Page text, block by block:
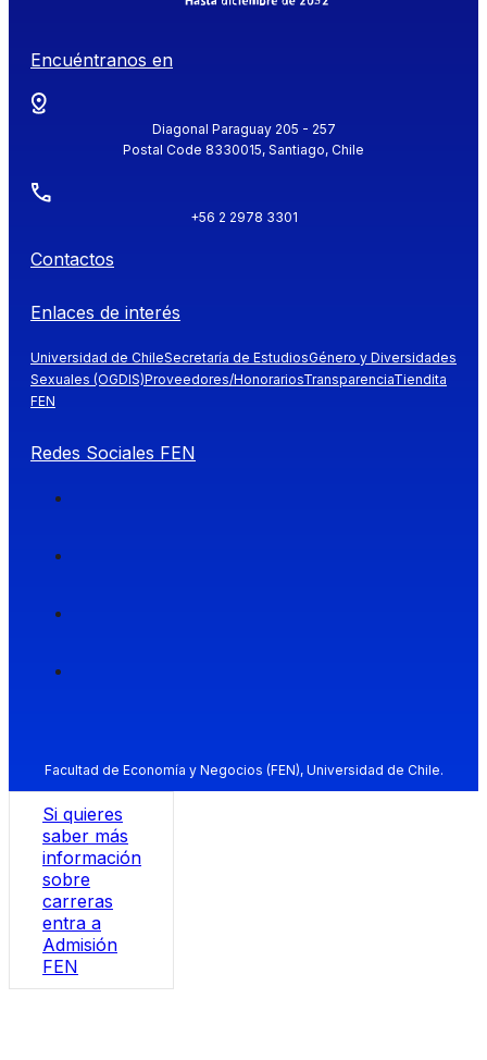
Encuéntranos en
Diagonal Paraguay 205 - 257
Postal Code 8330015, Santiago, Chile
+56 2 2978 3301
Contactos
Enlaces de interés
Universidad de ChileSecretaría de EstudiosGénero y Diversidades
Sexuales (OGDIS)Proveedores/HonorariosTransparenciaTiendita
FEN
Redes Sociales FEN
Facultad de Economía y Negocios (FEN), Universidad de Chile.
Si quieres
saber más
información
sobre
carreras
entra a
Admisión
FEN